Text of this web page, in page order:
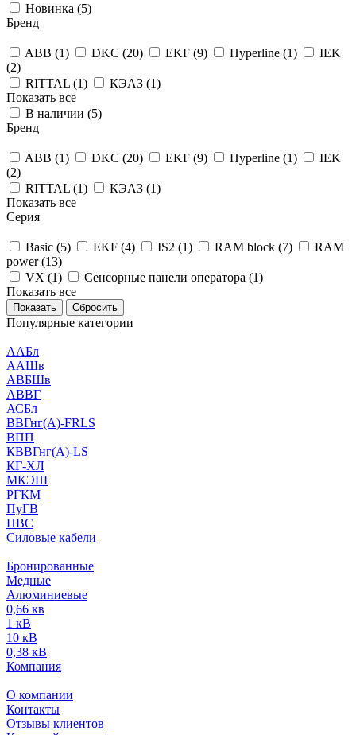
Новинка (5)
Бренд
ABB (1) DKC (20) EKF (9) Hyperline (1)
IEK
(2)
RITTAL (1) КЭАЗ (1)
Показать все
В наличии (5)
Бренд
ABB (1) DKC (20) EKF (9) Hyperline (1)
IEK
(2)
RITTAL (1) КЭАЗ (1)
Показать все
Серия
Basic (5) EKF (4) IS2 (1) RAM block (7)
RAM
power (13)
VX (1) Сенсорные панели оператора (1)
Показать все
Сбросить
Популярные категории
ААБл
ААШв
АВБШв
АВВГ
АСБл
ВВГнг(А)-FRLS
ВПП
КВВГнг(А)-LS
КГ-ХЛ
МКЭШ
РГКМ
ПуГВ
ПВС
Силовые кабели
Бронированные
Медные
Алюминиевые
0,66 кв
1 кВ
10 кВ
0,38 кВ
Компания
О компании
Контакты
Отзывы клиентов